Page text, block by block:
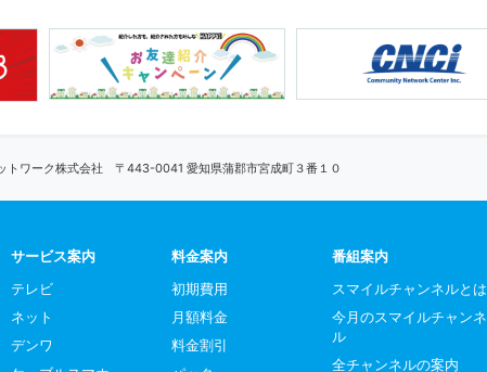
トワーク株式会社 〒443-0041 愛知県蒲郡市宮成町３番１０
サービス案内
テレビ
ネット
デンワ
料金案内
初期費用
月額料金
料金割引
番組案内
スマイルチャンネルとは
今月のスマイルチャンネ
ル
全チャンネルの案内